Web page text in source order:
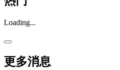
Loading...
更多消息